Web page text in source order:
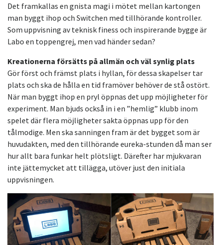
Det framkallas en gnista magi i mötet mellan kartongen
man byggt ihop och Switchen med tillhörande kontroller.
Som uppvisning av teknisk finess och inspirerande bygge är
Labo en toppengrej, men vad händer sedan?
Kreationerna försätts på allmän och väl synlig plats
Gör först och främst plats i hyllan, för dessa skapelser tar
plats och ska de hålla en tid framöver behöver de stå ostört.
När man byggt ihop en pryl öppnas det upp möjligheter för
experiment. Man bjuds också in i en ”hemlig” klubb inom
spelet där flera möjligheter sakta öppnas upp för den
tålmodige. Men ska sanningen fram är det bygget som är
huvudakten, med den tillhörande eureka-stunden då man ser
hur allt bara funkar helt plötsligt. Därefter har mjukvaran
inte jättemycket att tillägga, utöver just den initiala
uppvisningen.